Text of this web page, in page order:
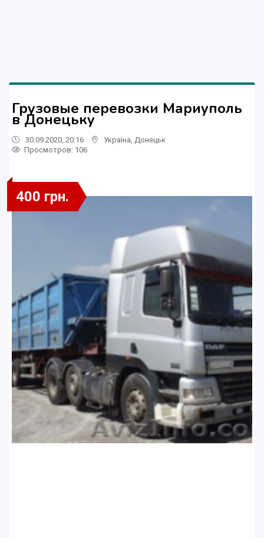
Грузовые перевозки Мариуполь
в Донецьку
30.09.2020, 20:16 Україна Донецьк
Просмотров: 106
400 грн.